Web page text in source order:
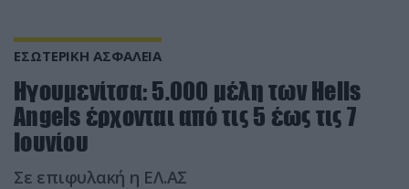
ΕΣΩΤΕΡΙΚΗ ΑΣΦΑΛΕΙΑ
Ηγουμενίτσα: 5.000 μέλη των Hells
Angels έρχονται από τις 5 έως τις 7
Ιουνίου
Σε επιφυλακή η ΕΛ.ΑΣ